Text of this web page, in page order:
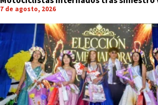
7 de agosto, 2026